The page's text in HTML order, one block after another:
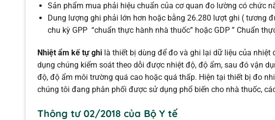
Sản phẩm mua phải hiệu chuẩn của cơ quan đo lường có chức
Dung lượng ghi phải lớn hơn hoặc bằng 26.280 lượt ghi ( tương
chu kỳ GPP “chuẩn thực hành nhà thuốc” hoặc GDP ” Chuẩn
Nhiệt ẩm kế tự ghi là thiết bị dùng để đo và ghi lại dữ liệu của
dụng chúng kiểm soát theo dỗi được nhiệt độ, độ ẩm, sau đó vận
độ, độ ẩm môi trường quá cao hoặc quá thấp. Hiện tại thiết bị đo
chúng tôi đang phân phối được sử dụng phổ biến cho nhà thuốc,
Thông tư 02/2018 của Bộ Y tế